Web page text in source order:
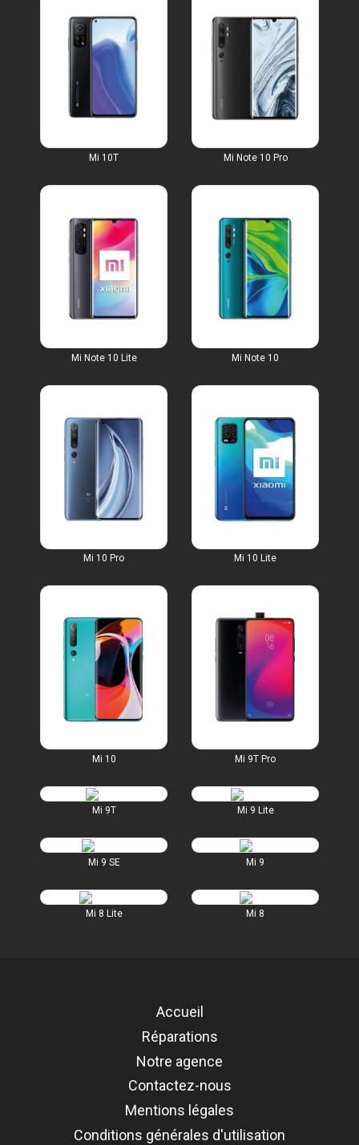
Mi 10T Mi Note 10 Pro
Mi Note 10 Lite Mi Note 10
Mi 10 Pro Mi 10 Lite
Mi 10 Mi 9T Pro
Mi 9T Mi 9 Lite
Mi 9 SE Mi 9
Mi 8 Lite Mi 8
Accueil
Réparations
Notre agence
Contactez-nous
Mentions légales
Conditions générales d'utilisation